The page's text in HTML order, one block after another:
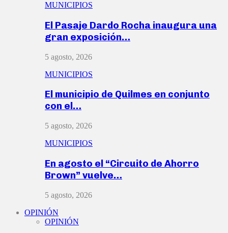
MUNICIPIOS
El Pasaje Dardo Rocha inaugura una
gran exposición…
5 agosto, 2026
MUNICIPIOS
El municipio de Quilmes en conjunto
con el…
5 agosto, 2026
MUNICIPIOS
En agosto el “Circuito de Ahorro
Brown” vuelve…
5 agosto, 2026
OPINIÓN
OPINIÓN